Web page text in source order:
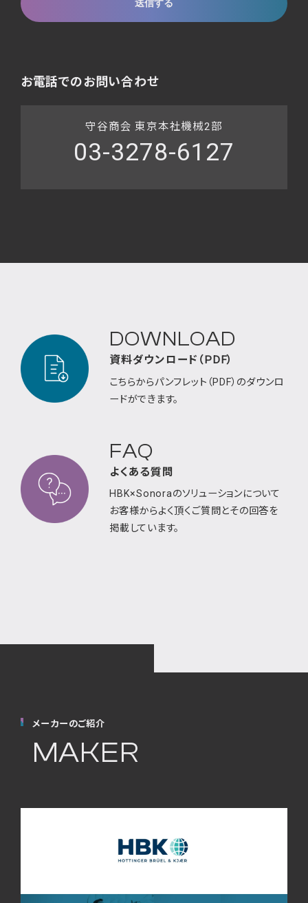
お電話でのお問い合わせ
守谷商会 東京本社機械2部
03-3278-6127
DOWNLOAD
資料ダウンロード（PDF）
こちらからパンフレット（PDF）のダウンロ
ードができます。
FAQ
よくある質問
HBK×Sonoraのソリューションについて
お客様からよく頂くご質問とその回答を
掲載しています。
メーカーのご紹介
MAKER